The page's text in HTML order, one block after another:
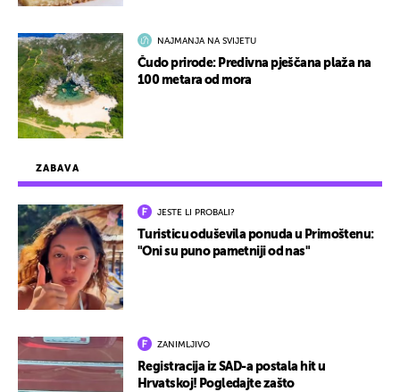
ZABAVA
JESTE LI PROBALI?
Turisticu oduševila ponuda u Primoštenu:
"Oni su puno pametniji od nas"
ZANIMLJIVO
Registracija iz SAD-a postala hit u
Hrvatskoj! Pogledajte zašto
NAJMANJA NA SVIJETU
Čudo prirode: Predivna pješčana plaža na
100 metara od mora